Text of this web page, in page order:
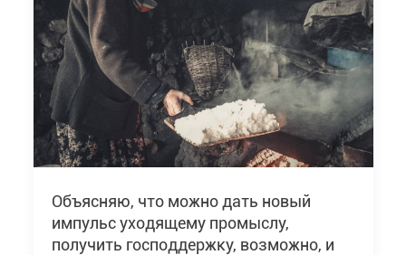
Объясняю, что можно дать новый
импульс уходящему промыслу,
получить господдержку, возможно, и